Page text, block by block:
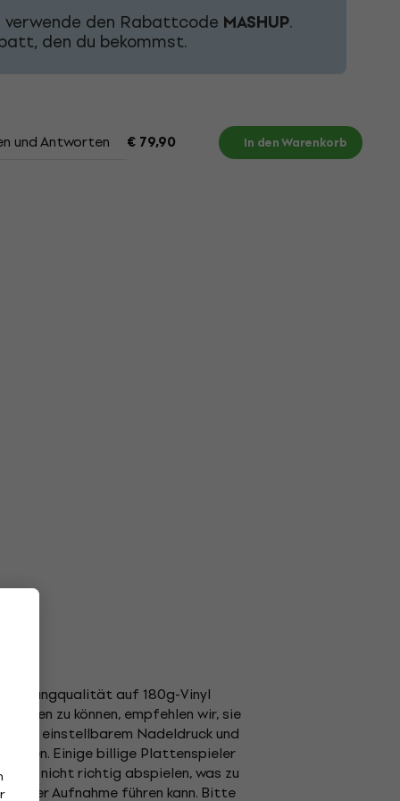
verwende den Rabattcode MASHUP.
den du bekommst.
und Antworten Dokumente
€ 79,90 In den Warenkorb
Klangqualität auf 180g-Vinyl
zu können, empfehlen wir, sie
mit einstellbarem Nadeldruck und
Einige billige Plattenspieler
nicht richtig abspielen, was zu
der Aufnahme führen kann. Bitte